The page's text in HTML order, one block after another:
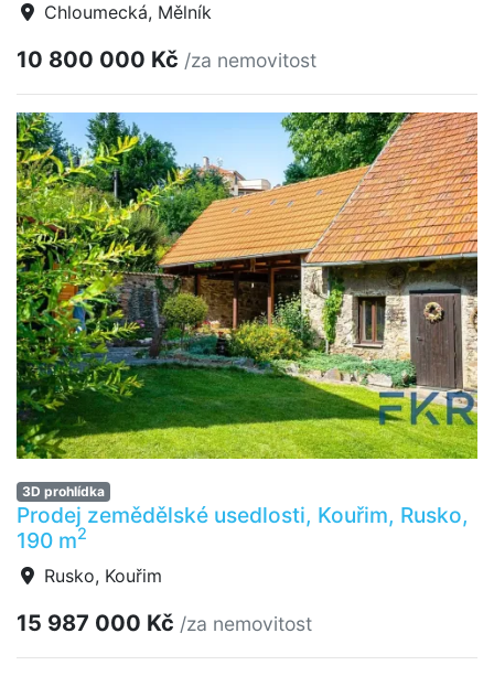
Chloumecká, Mělník
10 800 000 Kč /za nemovitost
3D prohlídka
Prodej zemědělské usedlosti, Kouřim, Rusko,
190 m2
Rusko, Kouřim
15 987 000 Kč /za nemovitost